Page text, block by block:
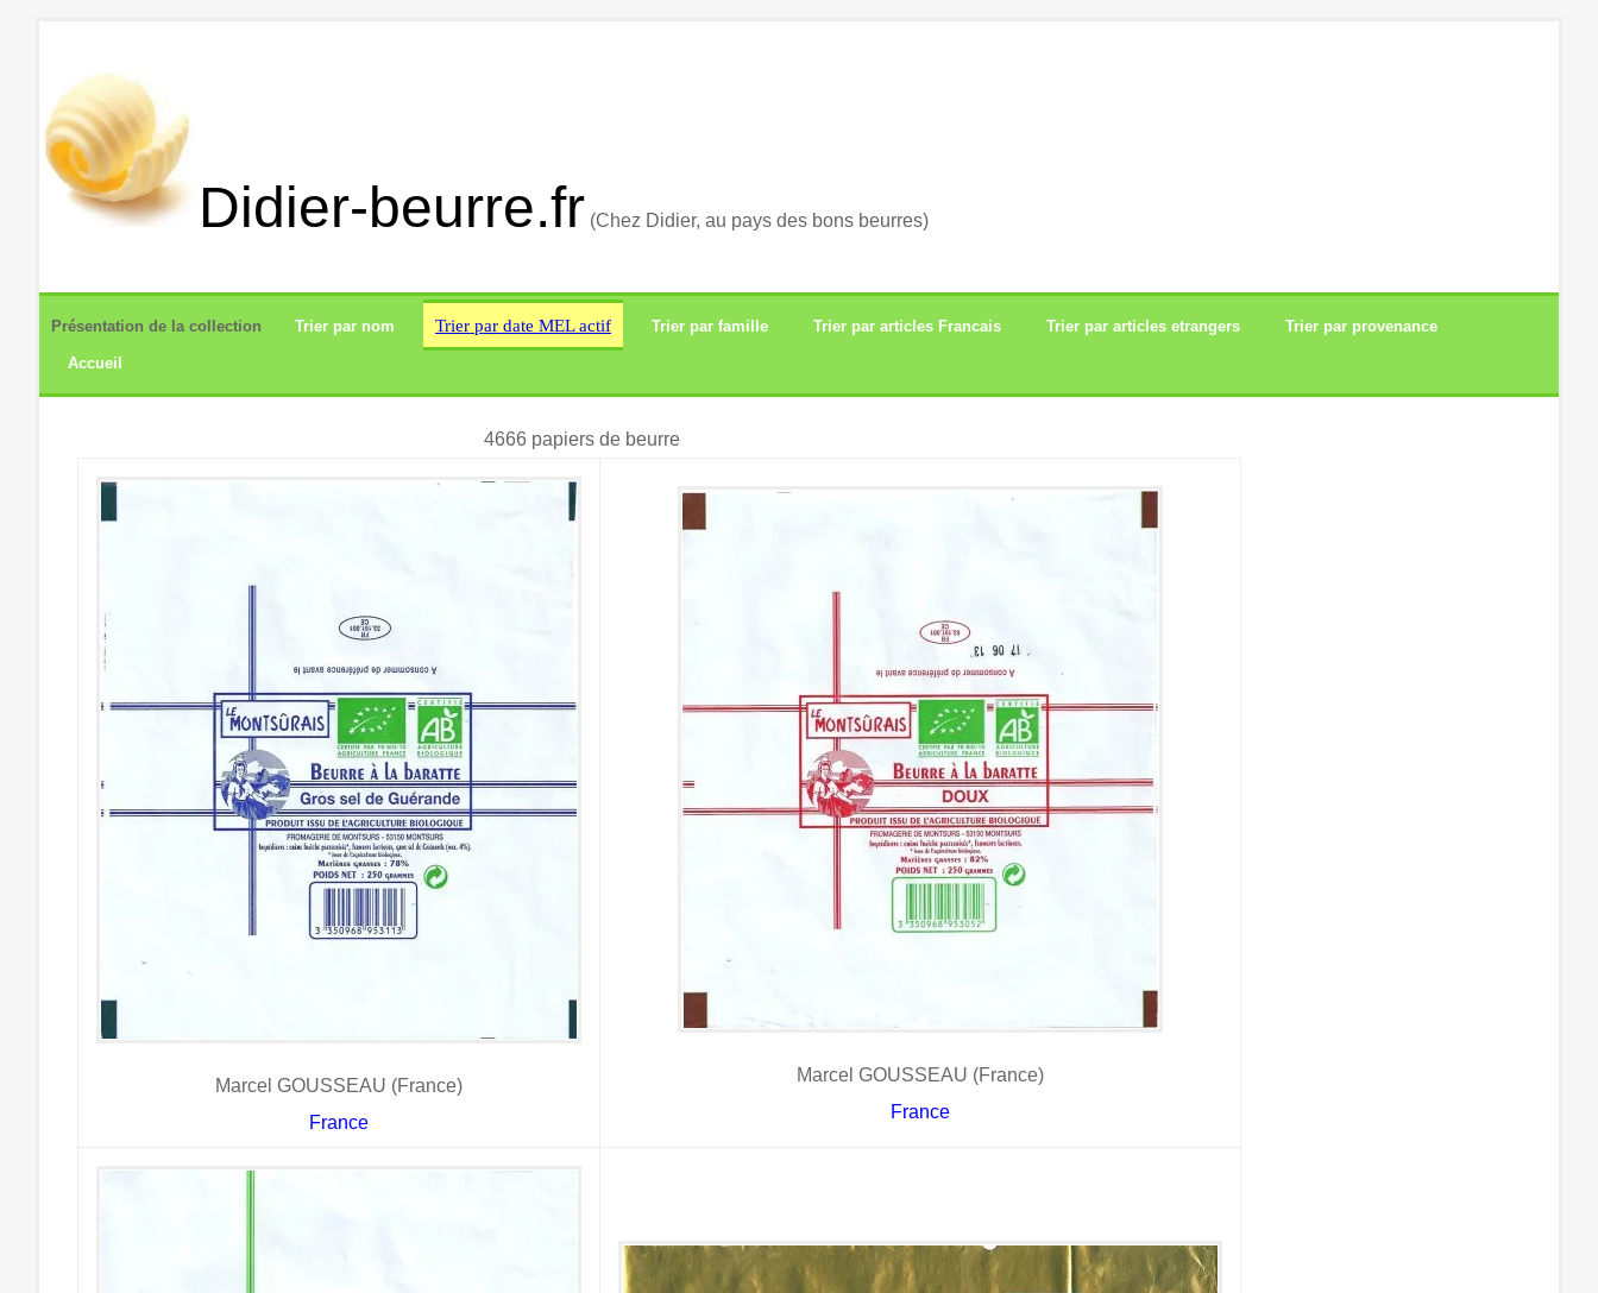
Didier-beurre.fr (Chez Didier, au pays des bons beurres)
Présentation de la collection Trier par nom Trier par date MEL actif Trier par famille Trier par articles Francais Trier par articles etrangers Trier par provenance
Accueil
4666 papiers de beurre
Marcel GOUSSEAU (France)
France
Marcel GOUSSEAU (France)
France